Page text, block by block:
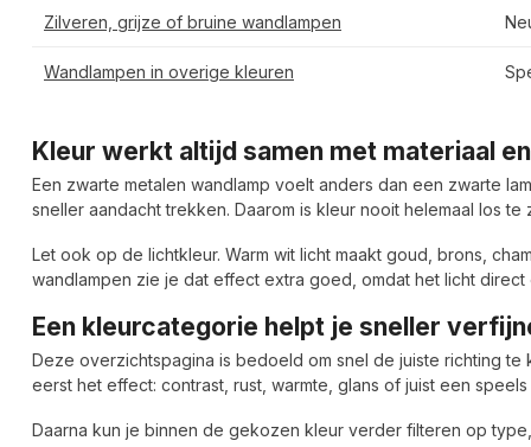
Zilveren, grijze of bruine wandlampen
Wandlampen in overige kleuren
Kleur werkt altijd samen met materiaal
Een zwarte metalen wandlamp voelt anders dan een zwarte
sneller aandacht trekken. Daarom is kleur nooit helemaal los te
Let ook op de lichtkleur. Warm wit licht maakt goud, brons,
wandlampen zie je dat effect extra goed, omdat het licht direct
Een kleurcategorie helpt je sneller
Deze overzichtspagina is bedoeld om snel de juiste richting
eerst het effect: contrast, rust, warmte, glans of juist een
Daarna kun je binnen de gekozen kleur verder filteren op